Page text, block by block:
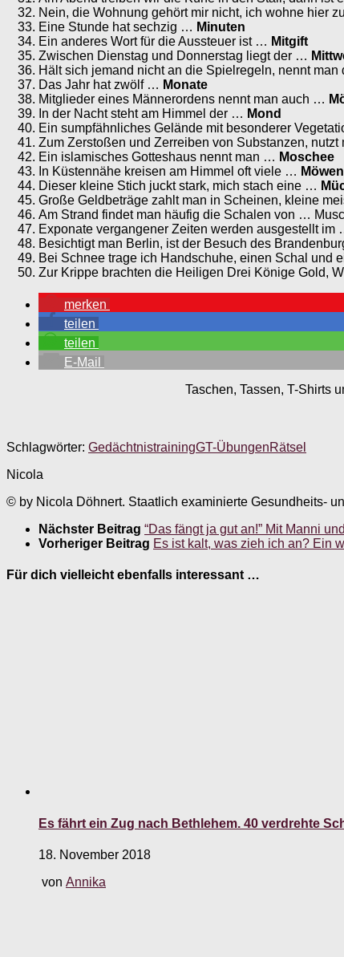
Nein, die Wohnung gehört mir nicht, ich wohne hier
Eine Stunde hat sechzig … Minuten
Ein anderes Wort für die Aussteuer ist … Mitgift
Zwischen Dienstag und Donnerstag liegt der …
Hält sich jemand nicht an die Spielregeln, nennt
Das Jahr hat zwölf … Monate
Mitglieder eines Männerordens nennt man auch …
In der Nacht steht am Himmel der … Mond
Ein sumpfähnliches Gelände mit besonderer
Zum Zerstoßen und Zerreiben von Substanzen,
Ein islamisches Gotteshaus nennt man … Moschee
In Küstennähe kreisen am Himmel oft viele … Möwen
Dieser kleine Stich juckt stark, mich stach eine …
Große Geldbeträge zahlt man in Scheinen, kleine
Am Strand findet man häufig die Schalen von …
Exponate vergangener Zeiten werden ausgestellt im
Besichtigt man Berlin, ist der Besuch des
Bei Schnee trage ich Handschuhe, einen Schal und
Zur Krippe brachten die Heiligen Drei Könige Gold,
merken
teilen
teilen
E-Mail
Taschen, Tassen, T-Shirts
Schlagwörter: GedächtnistrainingGT-ÜbungenRätsel
Nicola
© by Nicola Döhnert. Staatlich examinierte Gesundheits-
Nächster Beitrag “Das fängt ja gut an!” Mit Manni
Vorheriger Beitrag Es ist kalt, was zieh ich an? Ein
Für dich vielleicht ebenfalls interessant …
Es fährt ein Zug nach Bethlehem. 40 verdrehte
18. November 2018
von Annika